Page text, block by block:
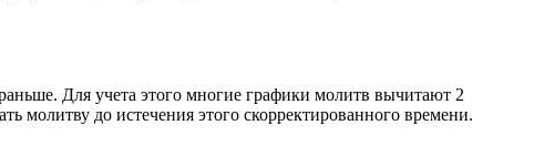
Для учета этого многие графики молитв вычитают 2
молитву до истечения этого скорректированного времени.